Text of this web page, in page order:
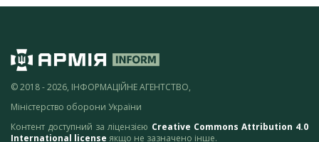
© 2018 - 2026, ІНФОРМАЦІЙНЕ АГЕНТСТВО,
Міністерство оборони України
Контент доступний за ліцензією Creative Commons Attribution 4.0
International license якщо не зазначено інше.